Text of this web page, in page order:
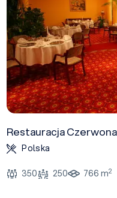
Restauracja Czerwona
Polska
350 250 766 m2